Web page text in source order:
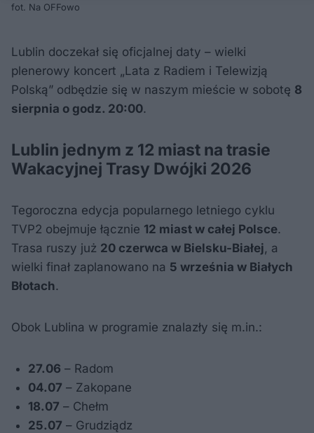
fot. Na OFFowo
Lublin doczekał się oficjalnej daty – wielki
plenerowy koncert „Lata z Radiem i Telewizją
Polską” odbędzie się w naszym mieście w sobotę 8
sierpnia o godz. 20:00.
Lublin jednym z 12 miast na trasie
Wakacyjnej Trasy Dwójki 2026
Tegoroczna edycja popularnego letniego cyklu
TVP2 obejmuje łącznie 12 miast w całej Polsce.
Trasa ruszy już 20 czerwca w Bielsku-Białej , a
wielki finał zaplanowano na 5 września w Białych
Błotach.
Obok Lublina w programie znalazły się m.in.:
27.06 – Radom
04.07 – Zakopane
18.07 – Chełm
25.07 – Grudziądz